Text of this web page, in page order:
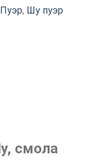
, Шу пуэр
смола